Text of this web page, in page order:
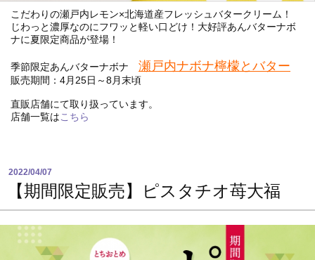
こだわりの瀬戸内レモン×北海道産フレッシュバタークリーム！
じわっと濃厚なのにフワッと軽い口どけ！大好評あんバターナボ
ナに夏限定商品が登場！
季節限定あんバターナボナ 瀬戸内ナボナ檸檬とバター
販売期間：4月25日～8月末頃
直販店舗にて取り扱っています。
店舗一覧はこちら
2022/04/07
【期間限定販売】ピスタチオ苺大福